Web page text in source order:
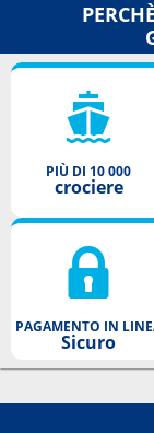
PIÙ DI 10 000
crociere
PAGAMENTO IN
Sicuro